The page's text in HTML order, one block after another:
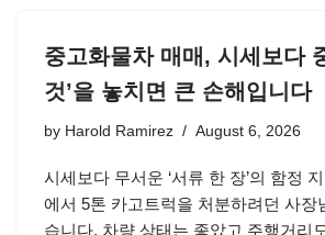
중고화물차 매매, 시세보다
것’을 놓치면 큰 손해입니다
by Harold Ramirez August 6, 2026
시세보다 무서운 ‘서류 한 장’의 함정
에서 5톤 카고트럭을 처분하려던 사장
습니다. 차량 상태는 좋았고 주행거리